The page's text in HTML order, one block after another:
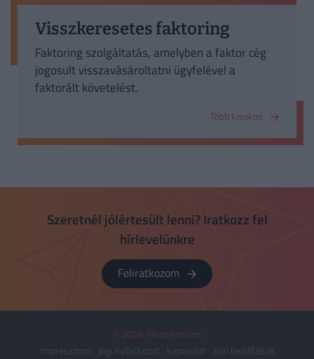
Visszkeresetes faktoring
Faktoring szolgáltatás, amelyben a faktor cég
jogosult visszavásároltatni ügyfelével a
faktorált követelést.
Több kisokos
Szeretnél jólértesült lenni? Iratkozz fel
hírlevelünkre
Feliratkozom
© 2026 Pénzcentrum
impresszum
jogi nyilatkozat kapcsolat süti beállítások